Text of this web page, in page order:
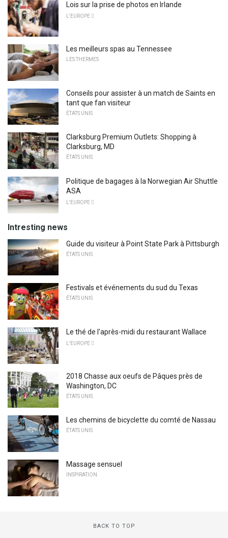
Lois sur la prise de photos en Irlande
L'EUROPE 
Les meilleurs spas au Tennessee
LES THERMES
Conseils pour assister à un match de Saints en
tant que fan visiteur
ÉTATS UNIS
Clarksburg Premium Outlets: Shopping à
Clarksburg, MD
ÉTATS UNIS
Politique de bagages à la Norwegian Air Shuttle
ASA
L'EUROPE 
Intresting news
Guide du visiteur à Point State Park à Pittsburgh
ÉTATS UNIS
Festivals et événements du sud du Texas
ÉTATS UNIS
Le thé de l'après-midi du restaurant Wallace
L'EUROPE 
2018 Chasse aux oeufs de Pâques près de
Washington, DC
ÉTATS UNIS
Les chemins de bicyclette du comté de Nassau
ÉTATS UNIS
Massage sensuel
INSPIRATION
BACK TO TOP